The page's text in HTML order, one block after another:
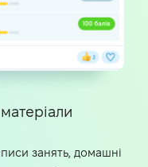
занять, домашні